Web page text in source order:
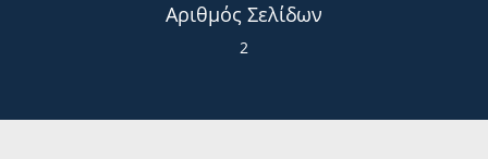
Αριθμός Σελίδων
2